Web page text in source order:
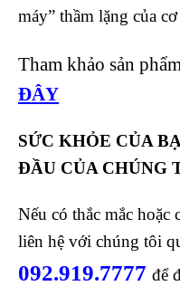
máy” thầm lặng của
Tham khảo sản phẩm
ĐÂY
SỨC KHỎE CỦA
ĐẦU CỦA CHÚNG
Nếu có thắc mắc hoặc
liên hệ với chúng tôi
092.919.7777 để